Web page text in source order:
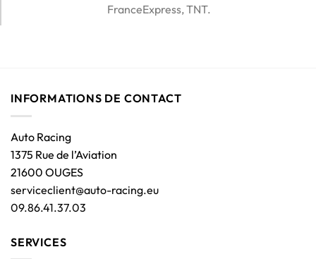
FranceExpress, TNT.
INFORMATIONS DE CONTACT
Auto Racing
1375 Rue de l’Aviation
21600 OUGES
serviceclient@auto-racing.eu
09.86.41.37.03
SERVICES